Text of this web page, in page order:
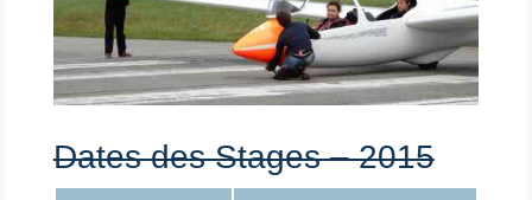
Dates des Stages – 2015